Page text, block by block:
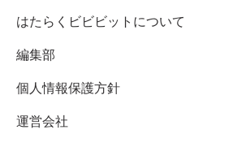
はたらくビビビットについて
編集部
個人情報保護方針
運営会社